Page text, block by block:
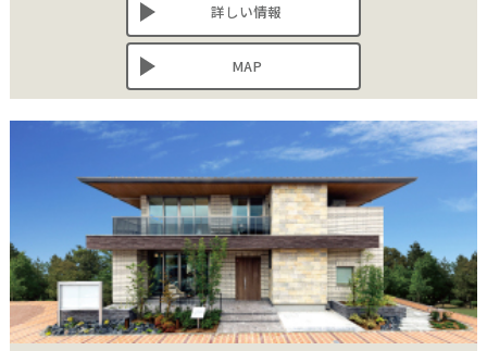
詳しい情報
MAP